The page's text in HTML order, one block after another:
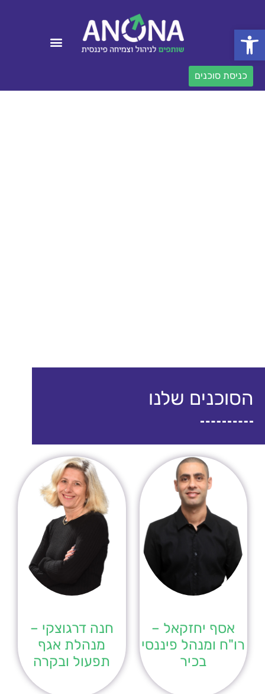
פתח סרגל נגישות
כניסת סוכנים
הסוכנים שלנו
אסף יחזקאל –
רו"ח ומנהל פיננסי
בכיר
חנה דרגוצקי –
מנהלת אגף
תפעול ובקרה